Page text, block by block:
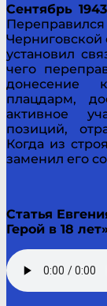
Сентябрь
Черниговской
установил
чего
донесение
плацдарм,
активное
позиций,
Когда из
заменил его
Статья
Герой в 18